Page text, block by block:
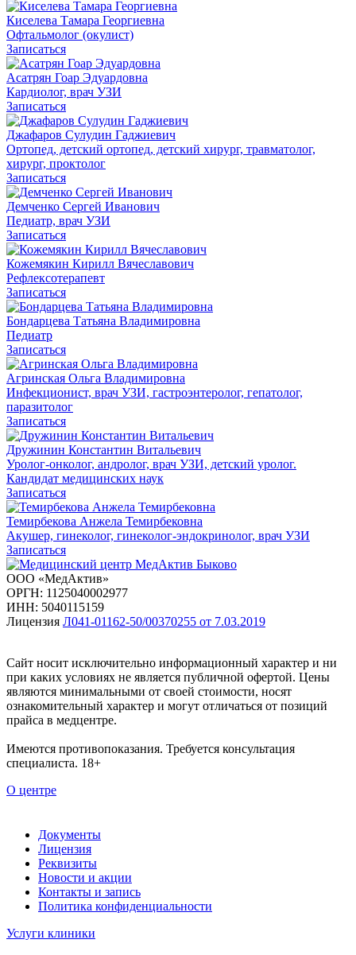
Киселева Тамара Георгиевна
Офтальмолог (окулист)
Записаться
Асатрян Гоар Эдуардовна
Кардиолог, врач УЗИ
Записаться
Джафаров Сулудин Гаджиевич
Ортопед, детский ортопед, детский хирург, травматолог,
хирург, проктолог
Записаться
Демченко Сергей Иванович
Педиатр, врач УЗИ
Записаться
Кожемякин Кирилл Вячеславович
Рефлексотерапевт
Записаться
Бондарцева Татьяна Владимировна
Педиатр
Записаться
Агринская Ольга Владимировна
Инфекционист, врач УЗИ, гастроэнтеролог, гепатолог,
паразитолог
Записаться
Дружинин Константин Витальевич
Уролог-онколог, андролог, врач УЗИ, детский уролог.
Кандидат медицинских наук
Записаться
Темирбекова Анжела Темирбековна
Акушер, гинеколог, гинеколог-эндокринолог, врач УЗИ
Записаться
ООО «МедАктив»
ОРГН: 1125040002977
ИНН: 5040115159
Лицензия Л041-01162-50/00370255 от 7.03.2019
Сайт носит исключительно информационный характер и ни
при каких условиях не является публичной офертой. Цены
являются минимальными от своей стоимости, носят
ознакомительный характер и могут отличаться от позиций
прайса в медцентре.
Имеются противопоказания. Требуется консультация
специалиста. 18+
О центре
Документы
Лицензия
Реквизиты
Новости и акции
Контакты и запись
Политика конфиденциальности
Услуги клиники